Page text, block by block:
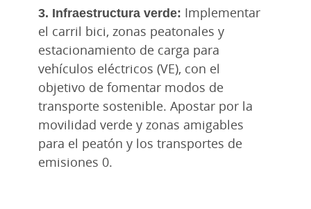
3. Infraestructura verde: Implementar
el carril bici, zonas peatonales y
estacionamiento de carga para
vehículos eléctricos (VE), con el
objetivo de fomentar modos de
transporte sostenible. Apostar por la
movilidad verde y zonas amigables
para el peatón y los transportes de
emisiones 0.